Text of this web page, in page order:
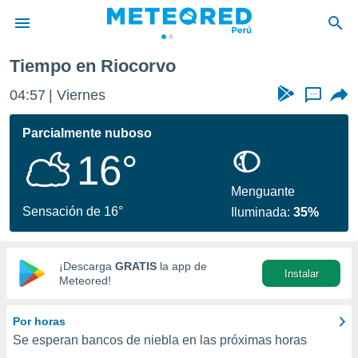
de
ha sido
que se
calidad.
a este
las
y
digital
basada
Tiempo en Riocorvo
04:57 Viernes ...
Parcialmente nuboso
16°
Sensación de 16°
Menguante
Iluminada:35%
¡Descarga GRATIS la app de
Meteored!
Instalar
Por horas
Se esperan bancos de niebla en las próximas horas